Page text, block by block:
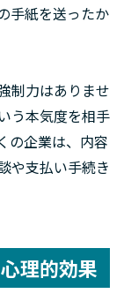
手紙を送ったか
制力はありませ
う本気度を相手
の企業は、内容
や支払い手続き
理的効果